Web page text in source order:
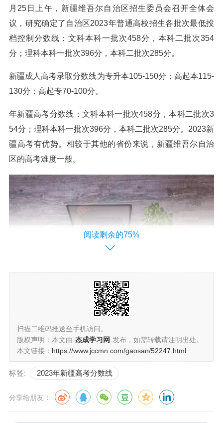
月25日上午，新疆维吾尔自治区招生委员会召开全体会
议，研究确定了自治区2023年普通高校招生各批次最低投
档控制分数线：文科本科一批次458分，本科二批次354
分；理科本科一批次396分，本科二批次285分。
新疆成人高考录取分数线为专升本105-150分；高起本115-
130分；高起专70-100分。
年新疆高考分数线：文科本科一批次458分，本科二批次3
54分；理科本科一批次396分，本科二批次285分。2023新
疆高考有优势。相较于其他的省份来说，新疆维吾尔自治
区的高考难度一般。
新疆2023高考提档线
1、月25日上午，新疆维吾尔自治区招生委员会召开全体会
议，研究确定了自治区2023年普通高校招生各批次最低投
档控制分数线：文科本科一批次458分，本科二批次354
分；理科本科一批次396分，本科二批次285分。
阅读剩余的75%
扫描二维码推送至手机访问。
版权声明：本文由 杰成学习网 发布，如需转载请注明出处。
本文链接： https://www.jccmn.com/gaosan/52247.html
标签: 2023年新疆高考分数线
分享给朋友：